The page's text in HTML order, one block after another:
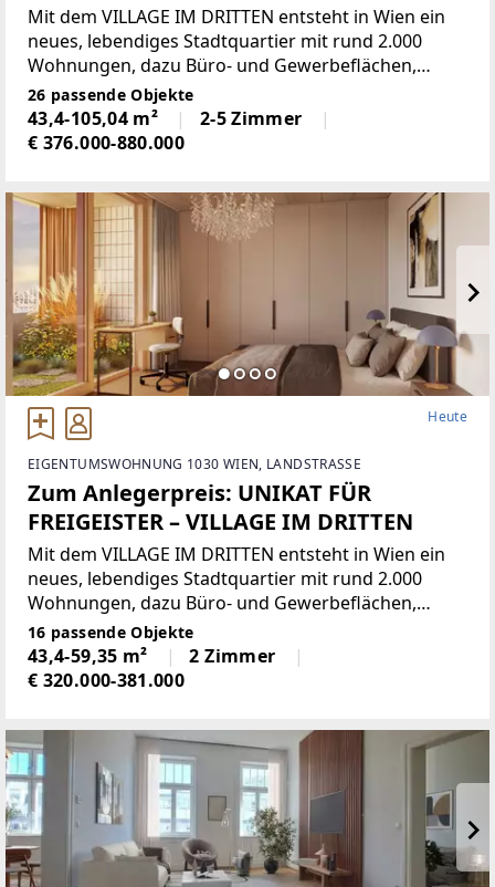
Mit dem VILLAGE IM DRITTEN entsteht in Wien ein
neues, lebendiges Stadtquartier mit rund 2.000
Wohnungen, dazu Büro- und Gewerbeflächen,
Nahversorgung sowie Kinderbetreuungs- und
Bildunseinrichtungen, welches das moderne
Wohnen mit viel Grün, Gemeinschaft
26 passende Objekte
43,4-105,04 m²
2-5 Zimmer
€ 376.000-880.000
Heute
EIGENTUMSWOHNUNG 1030 WIEN, LANDSTRASSE
Zum Anlegerpreis: UNIKAT FÜR
FREIGEISTER – VILLAGE IM DRITTEN
Mit dem VILLAGE IM DRITTEN entsteht in Wien ein
neues, lebendiges Stadtquartier mit rund 2.000
Wohnungen, dazu Büro- und Gewerbeflächen,
Nahversorgung sowie Kinderbetreuungs- und
Bildunseinrichtungen, welches das moderne
Wohnen mit viel Grün, Gemeinschaft
16 passende Objekte
43,4-59,35 m²
2 Zimmer
€ 320.000-381.000